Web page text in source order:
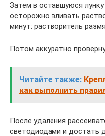
Затем в оставшуюся
осторожно вливать
минут: растворитель
Потом аккуратно
Читайте также:
как выполнить
После удаления
светодиодами и достать